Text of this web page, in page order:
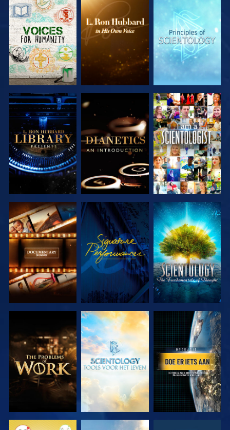
VERKEN DE
SERIE
VERKEN DE
SERIE
VERKEN DE
SERIE
VERKEN DE
SERIE
VERKEN DE
SERIE
KIJK
VERKEN DE
SERIE
KIJK
VERKEN DE
SERIE
VERKEN DE
SERIE
VERKEN DE
SERIE
KIJK